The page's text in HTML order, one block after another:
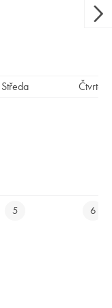
EN
Středa Čtvrtek
5 6